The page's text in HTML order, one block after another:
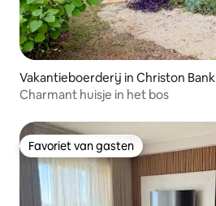
Vakantieboerderij in Christon Bank
Charmant huisje in het bos
Favoriet van gasten
Favoriet van gasten